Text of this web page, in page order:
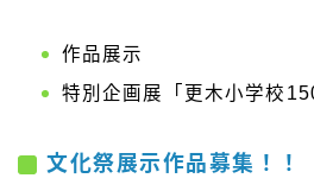
作品展示
特別企画展「更木小学校
文化祭展示作品募集！！